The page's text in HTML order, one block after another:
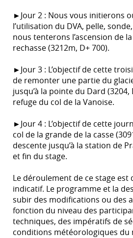
►Jour 2 : Nous vous initierons
l’utilisation du DVA, pelle,
nous tenterons l’ascension de
rechasse (3212m, D+ 700).
►Jour 3 : L’objectif de cette
de remonter une partie du
jusqu’à la pointe du Dard
refuge du col de la Vanoise.
►Jour 4 : L’objectif de cette
col de la grande de la casse
descente jusqu’à la station de
et fin du stage.
Le déroulement de ce stage est
indicatif. Le programme et la
subir des modifications ou des
fonction du niveau des
techniques, des impératifs de
conditions météorologiques du